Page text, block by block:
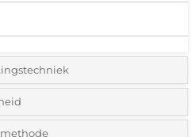
van het logo:
gewenste aantal in